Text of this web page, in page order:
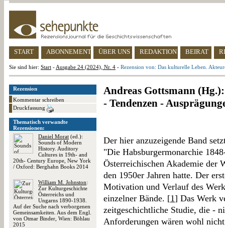
START ABONNEMENT ÜBER UNS REDAKTION BEIRAT
Sie sind hier: Start - Ausgabe 24 (2024), Nr. 4 - Rezension von: Das kulturelle Leben.
Rezension
Kommentar schreiben
Druckfassung
Thematisch verwandte
Rezensionen:
Daniel Morat (ed.):
Sounds of Modern
History. Auditory
Cultures in 19th- and
20th- Century Europe, New York
/ Oxford: Berghahn Books 2014
William M. Johnston:
Zur Kulturgeschichte
Österreichs und
Ungarns 1890-1938.
Auf der Suche nach verborgenen
Gemeinsamkeiten. Aus dem Engl.
von Otmar Binder, Wien: Böhlau
2015
Andreas Gottsmann
- Tendenzen -
Der hier anzuzeigende Band
"Die Habsburgermonarchie
Österreichischen Akademie der
den 1950er Jahren hatte. Der
Motivation und Verlauf des
einzelner Bände. [1] Das Werk
zeitgeschichtliche Studie, die -
Anforderungen wären wohl